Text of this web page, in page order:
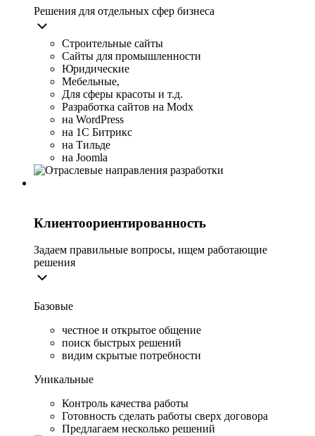
Решения для отдельных сфер бизнеса
Строительные сайты
Сайты для промышленности
Юридические
Мебельные,
Для сферы красоты и т.д.
Разработка сайтов на Modx
на WordPress
на 1С Битрикс
на Тильде
на Joomla
Клиентоориентированность
Задаем правильные вопросы, ищем работающие
решения
Базовые
честное и открытое общение
поиск быстрых решений
видим скрытые потребности
Уникальные
Контроль качества работы
Готовность сделать работы сверх договора
Предлагаем несколько решений